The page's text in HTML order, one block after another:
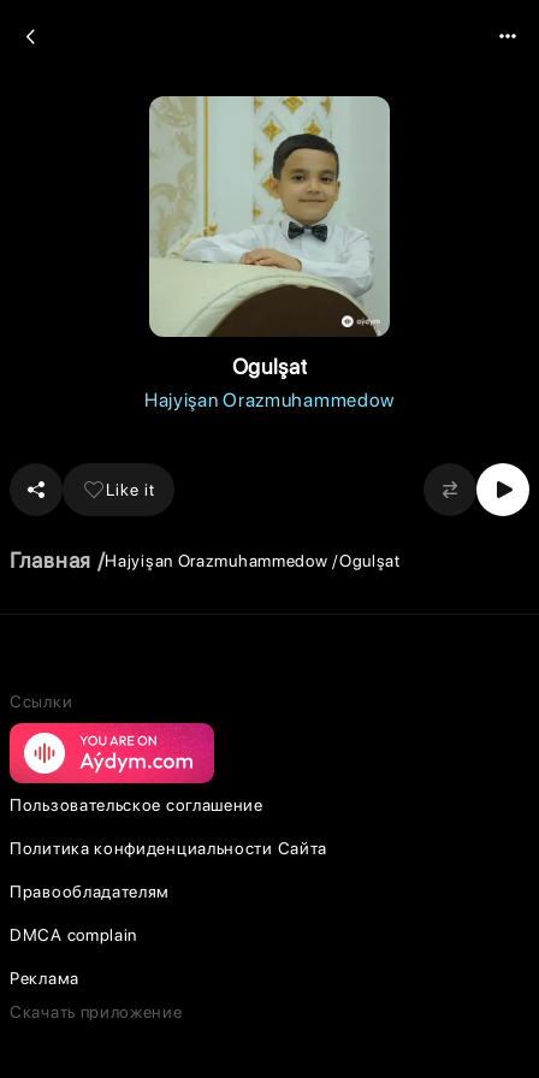
Ogulşat
Hajyişan Orazmuhammedow
Like it
Главная Hajyişan Orazmuhammedow Ogulşat
Ссылки
Пользовательское соглашение
Политика конфиденциальности Сайта
Правообладателям
DMCA complain
Реклама
Скачать приложение